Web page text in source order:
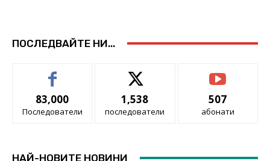
ПОСЛЕДВАЙТЕ НИ...
83,000
Последователи
1,538
последователи
507
абонати
НАЙ-НОВИТЕ НОВИНИ